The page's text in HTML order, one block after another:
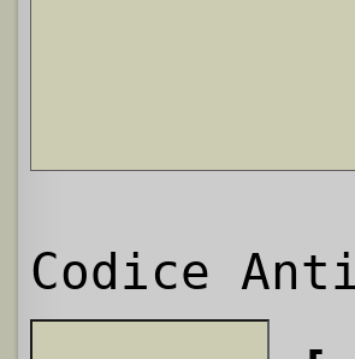
Codice